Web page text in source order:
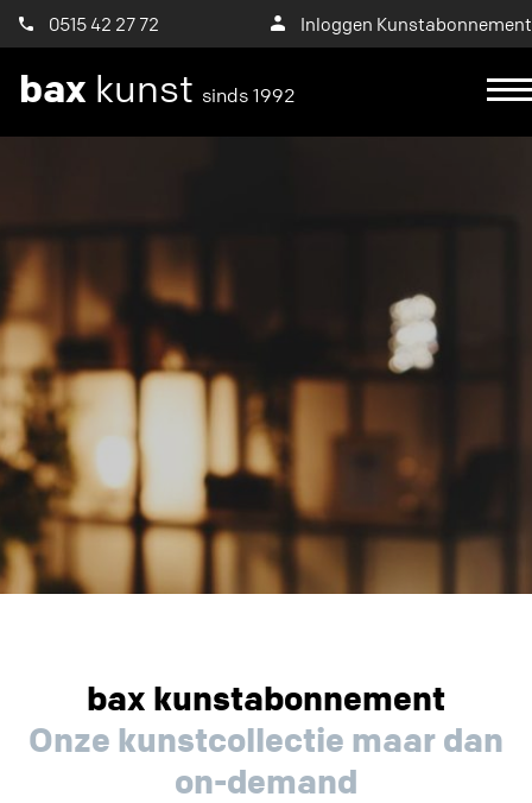
0515 42 27 72 Inloggen Kunstabonnement
bax kunst sinds 1992
bax kunstabonnement
Onze kunstcollectie maar dan
on-demand